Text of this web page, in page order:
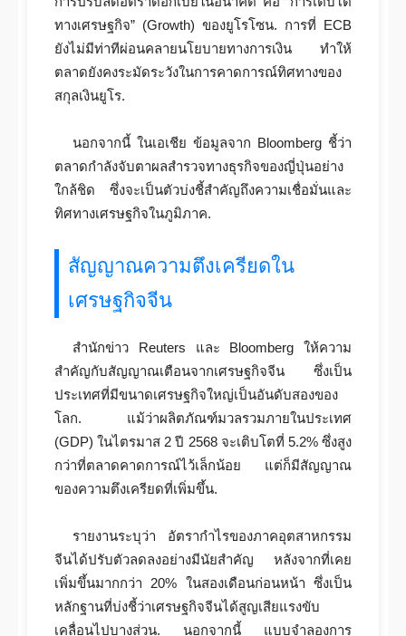
ทางเศรษฐกิจ” (Growth) ของยูโรโซน. การที่ ECB
ยังไม่มีท่าทีผ่อนคลายนโยบายทางการเงิน ทำให้
ตลาดยังคงระมัดระวังในการคาดการณ์ทิศทางของ
สกุลเงินยูโร.
นอกจากนี้ ในเอเชีย ข้อมูลจาก Bloomberg ชี้ว่า
ตลาดกำลังจับตาผลสำรวจทางธุรกิจของญี่ปุ่นอย่าง
ใกล้ชิด ซึ่งจะเป็นตัวบ่งชี้สำคัญถึงความเชื่อมั่นและ
ทิศทางเศรษฐกิจในภูมิภาค.
สัญญาณความตึงเครียดใน
เศรษฐกิจจีน
สำนักข่าว Reuters และ Bloomberg ให้ความ
สำคัญกับสัญญาณเตือนจากเศรษฐกิจจีน ซึ่งเป็น
ประเทศที่มีขนาดเศรษฐกิจใหญ่เป็นอันดับสองของ
โลก. แม้ว่าผลิตภัณฑ์มวลรวมภายในประเทศ
(GDP) ในไตรมาส 2 ปี 2568 จะเติบโตที่ 5.2% ซึ่งสูง
กว่าที่ตลาดคาดการณ์ไว้เล็กน้อย แต่ก็มีสัญญาณ
ของความตึงเครียดที่เพิ่มขึ้น.
รายงานระบุว่า อัตรากำไรของภาคอุตสาหกรรม
จีนได้ปรับตัวลดลงอย่างมีนัยสำคัญ หลังจากที่เคย
เพิ่มขึ้นมากกว่า 20% ในสองเดือนก่อนหน้า ซึ่งเป็น
หลักฐานที่บ่งชี้ว่าเศรษฐกิจจีนได้สูญเสียแรงขับ
เคลื่อนไปบางส่วน. นอกจากนี้ แบบจำลองการ